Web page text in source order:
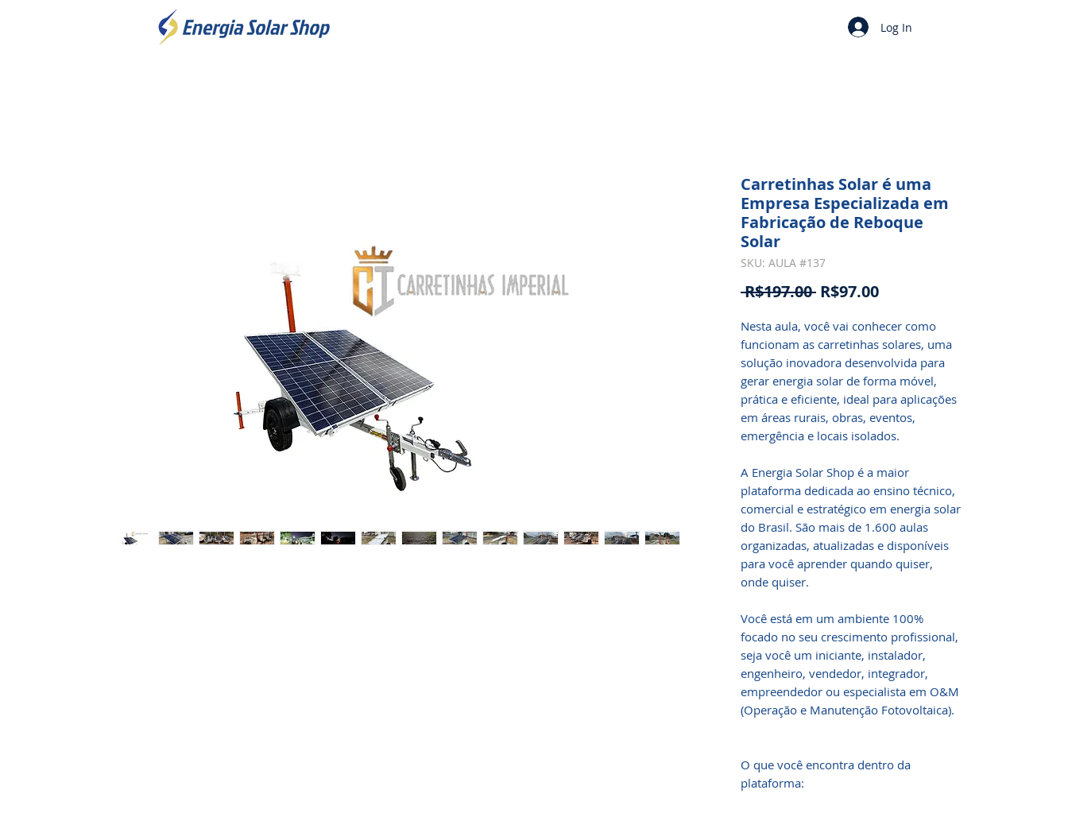
Log In
Carretinhas Solar é uma
Empresa Especializada em
Fabricação de Reboque
Solar
SKU: AULA #137
R$197.00 Regular
R$97.00Sale
Nesta aula, você vai conhecer como
funcionam as carretinhas solares, uma
solução inovadora desenvolvida para
gerar energia solar de forma móvel,
prática e eficiente, ideal para aplicações
em áreas rurais, obras, eventos,
emergência e locais isolados.
A Energia Solar Shop é a maior
plataforma dedicada ao ensino técnico,
comercial e estratégico em energia solar
do Brasil. São mais de 1.600 aulas
organizadas, atualizadas e disponíveis
para você aprender quando quiser,
onde quiser.
Você está em um ambiente 100%
focado no seu crescimento profissional,
seja você um iniciante, instalador,
engenheiro, vendedor, integrador,
empreendedor ou especialista em O&M
(Operação e Manutenção Fotovoltaica).
O que você encontra dentro da
plataforma: